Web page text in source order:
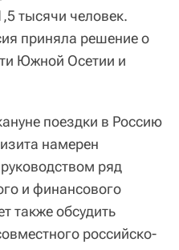
тысячи человек.
приняла решение о
Южной Осетии и
поездки в Россию
намерен
ряд
и финансового
также обсудить
российско-